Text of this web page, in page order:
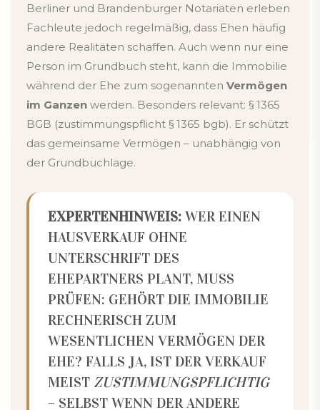
Berliner und Brandenburger Notariaten erleben
Fachleute jedoch regelmäßig, dass Ehen häufig
andere Realitäten schaffen. Auch wenn nur eine
Person im Grundbuch steht, kann die Immobilie
während der Ehe zum sogenannten Vermögen
im Ganzen werden. Besonders relevant: § 1365
BGB (zustimmungspflicht § 1365 bgb). Er schützt
das gemeinsame Vermögen – unabhängig von
der Grundbuchlage.
EXPERTENHINWEIS: WER EINEN
HAUSVERKAUF OHNE
UNTERSCHRIFT DES
EHEPARTNERS PLANT, MUSS
PRÜFEN: GEHÖRT DIE IMMOBILIE
RECHNERISCH ZUM
WESENTLICHEN VERMÖGEN DER
EHE? FALLS JA, IST DER VERKAUF
MEIST ZUSTIMMUNGSPFLICHTIG
– SELBST WENN DER ANDERE